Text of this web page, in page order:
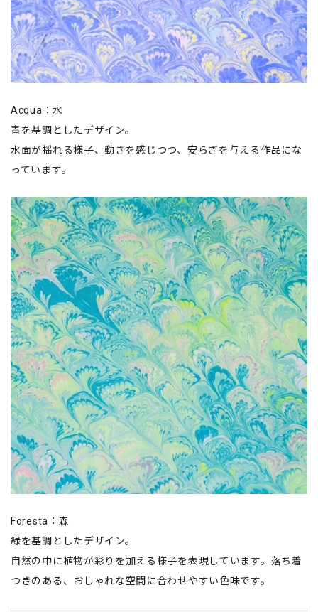
Acqua：水
青を基調としたデザイン。
水面が揺れる様子、動きを感じつつ、安らぎを与える作品にな
っています。
Foresta：森
緑を基調としたデザイン。
自然の中に植物が彩りを加える様子を表現しています。落ち着
つきのある、おしゃれな空間に合わせやすい色味です。